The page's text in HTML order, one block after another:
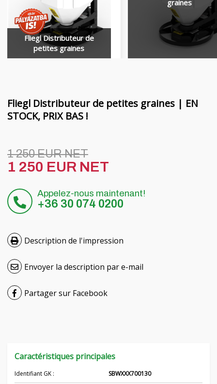
Outils de travail Quivogne
LETÁK-LEKO machines pour le sol
Carrières
À propos de nous
Magyar
Română
Русский
Fliegl Distributeur de
petites graines
graines
Fliegl Distributeur de petites graines | EN
STOCK, PRIX BAS !
1 250 EUR NET
1 250 EUR NET
Appelez-nous maintenant!
+36 30 074 0200
Description de l'impression
Envoyer la description par e-mail
Partager sur Facebook
Caractéristiques principales
Identifiant GK : SBWXXX700130